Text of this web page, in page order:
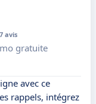
avis
gratuite
avec ce
rappels, intégrez